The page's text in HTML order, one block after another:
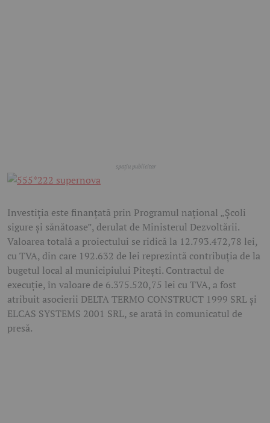
Investiția este finanțată prin Programul național „Școli
sigure și sănătoase”, derulat de Ministerul Dezvoltării.
Valoarea totală a proiectului se ridică la 12.793.472,78 lei,
cu TVA, din care 192.632 de lei reprezintă contribuția de la
bugetul local al municipiului Pitești. Contractul de
execuție, în valoare de 6.375.520,75 lei cu TVA, a fost
atribuit asocierii DELTA TERMO CONSTRUCT 1999 SRL și
ELCAS SYSTEMS 2001 SRL, se arată în comunicatul de
presă.